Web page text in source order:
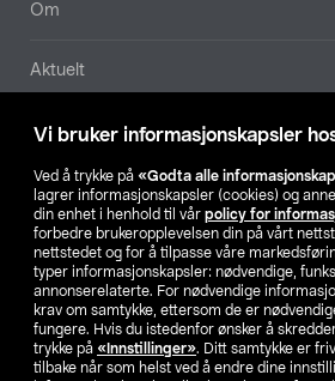
Vi bruker informasjonskapsler
Ved å trykke på «Godta alle
lagrer informasjonskapsler (cookies) og
din enhet i henhold til vår policy for
forbedre brukeropplevelsen din på vårt
nettstedet og for å tilpasse våre
typer informasjonskapsler: nødvendige,
annonserelaterte. For nødvendige
krav om samtykke, ettersom de er
fungere. Hvis du istedenfor ønsker å
trykke på «Innstillinger». Ditt samtykke er
tilbake når som helst ved å endre dine
Om
Aktuelt
Våre selskaper
Finn din
SE NO FI